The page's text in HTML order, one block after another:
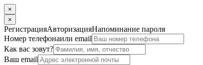
×
×
РегистрацияАвторизацияНапоминание пароля
Номер телефонаили email
Как вас зовут?
Ваш email